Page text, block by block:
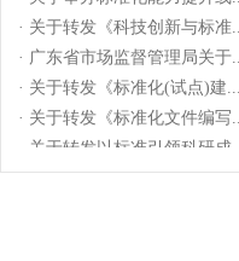
· 关于转发《科技创新与标准...
· 广东省市场监督管理局关于...
· 关于转发《标准化(试点)建...
· 关于转发《标准化文件编写...
· 关于转发以标准引领科研成...